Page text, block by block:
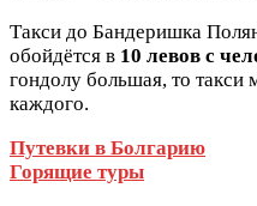
Такси до Бандеришка
обойдётся в 10 левов с
гондолу большая, то такси
каждого.
Путевки в Болгарию
Горящие туры